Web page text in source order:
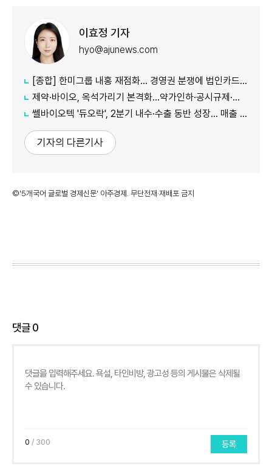
이효정 기자
hyo@ajunews.com
[종합] 한미그룹 내홍 재점화… 경영권 분쟁에 법인카드 의혹까지 '악재 지속'
제약·바이오, 옥석가리기 본격화…약가인하·공시규제·투자위축까지 '삼중고'
쎌바이오텍 '듀오락', 2분기 내수·수출 동반 성장… 매출 158억원
기자의 다른기사
©'5개국어 글로벌 경제신문' 아주경제. 무단전재·재배포 금지
댓글0
0 / 300 등록